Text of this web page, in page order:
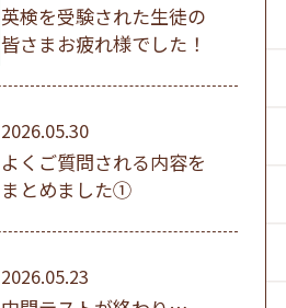
英検を受験された生徒の
皆さまお疲れ様でした！
2026.05.30
よくご質問される内容を
まとめました①
2026.05.23